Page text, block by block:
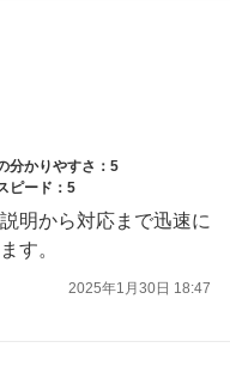
分かりやすさ：5
ピード：5
明から対応まで迅速に
す。
2025年1月30日 18:47